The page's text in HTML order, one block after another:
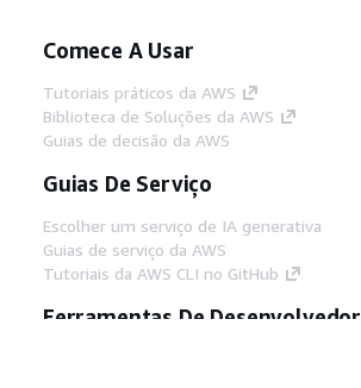
Comece A Usar
Tutoriais práticos da AWS
Biblioteca de Soluções da AWS
Guias de decisão da AWS
Guias De Serviço
Escolher um serviço de IA generativa
Guias de serviço da AWS
Tutoriais da AWS CLI no GitHub
Ferramentas De Desenvolvedor